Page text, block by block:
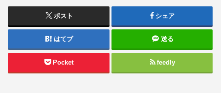
ポスト シェア
はてブ 送る
Pocket feedly